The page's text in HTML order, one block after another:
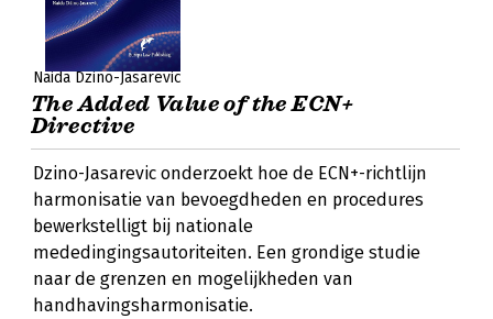
Naida Dzino-Jasarevic
The Added Value of the ECN+
Directive
Dzino-Jasarevic onderzoekt hoe de ECN+-richtlijn
harmonisatie van bevoegdheden en procedures
bewerkstelligt bij nationale
mededingingsautoriteiten. Een grondige studie
naar de grenzen en mogelijkheden van
handhavingsharmonisatie.